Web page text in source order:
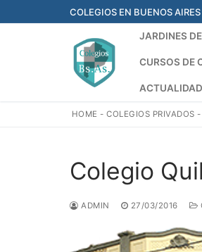
al
COLEGIOS EN BUENOS AIRES
JARDINES
CURSOS DE
ACTUALIDAD
HOME -COLEGIOS PRIVADOS
Colegio
ADMIN 27/03/2016